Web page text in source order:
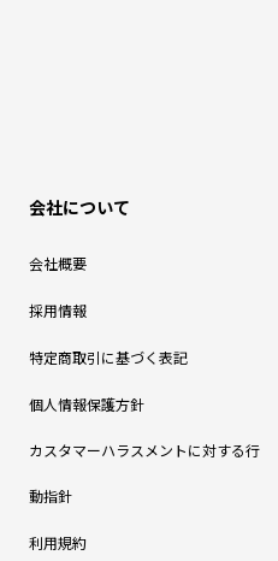
会社について
会社概要
採用情報
特定商取引に基づく表記
個人情報保護方針
カスタマーハラスメントに対する行
動指針
利用規約